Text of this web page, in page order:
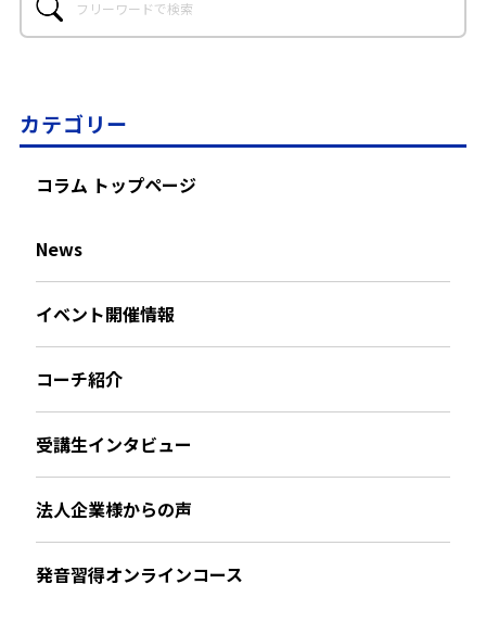
カテゴリー
コラム トップページ
News
イベント開催情報
コーチ紹介
受講生インタビュー
法人企業様からの声
発音習得オンラインコース